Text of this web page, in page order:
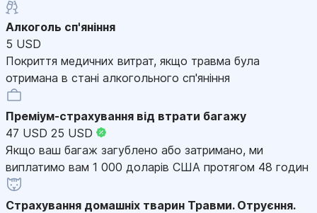
Алкоголь сп'яніння
5 USD
Покриття медичних витрат, якщо травма була
отримана в стані алкогольного сп'яніння
Преміум-страхування від втрати багажу
47 USD 25 USD
Якщо ваш багаж загублено або затримано, ми
виплатимо вам 1 000 доларів США протягом 48 годин
Страхування домашніх тварин Травми. Отруєння.